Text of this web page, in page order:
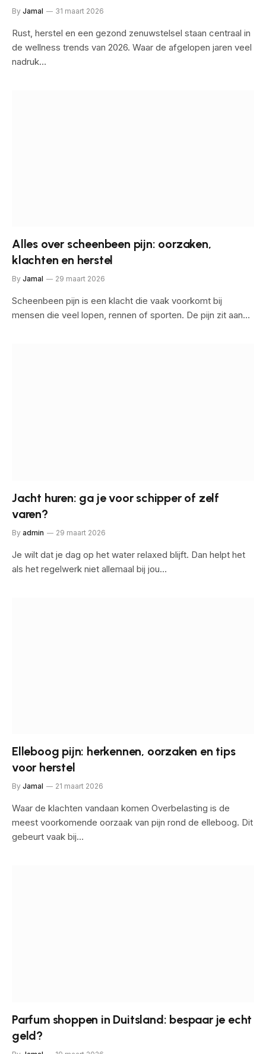
By Jamal 31 maart 2026
Rust, herstel en een gezond zenuwstelsel staan centraal in
de wellness trends van 2026. Waar de afgelopen jaren veel
nadruk…
Alles over scheenbeen pijn: oorzaken,
klachten en herstel
By Jamal 29 maart 2026
Scheenbeen pijn is een klacht die vaak voorkomt bij
mensen die veel lopen, rennen of sporten. De pijn zit aan…
Jacht huren: ga je voor schipper of zelf
varen?
By admin 29 maart 2026
Je wilt dat je dag op het water relaxed blijft. Dan helpt het
als het regelwerk niet allemaal bij jou…
Elleboog pijn: herkennen, oorzaken en tips
voor herstel
By Jamal 21 maart 2026
Waar de klachten vandaan komen Overbelasting is de
meest voorkomende oorzaak van pijn rond de elleboog. Dit
gebeurt vaak bij…
Parfum shoppen in Duitsland: bespaar je echt
geld?